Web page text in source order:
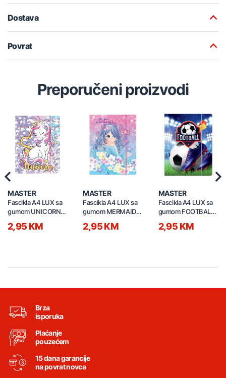
Dostava
Povrat
Preporučeni proizvodi
MASTER
Fascikla A4 LUX sa
gumom UNICORN
2,95 KM
MASTER
Fascikla A4 LUX sa
gumom MERMAID
2,95 KM
MASTER
Fascikla A4 LUX sa
gumom FOOTBALL
2,95 KM
Brza
isporuka
Plaćanje
pouzećem
15 dana garancije
na povrat novca